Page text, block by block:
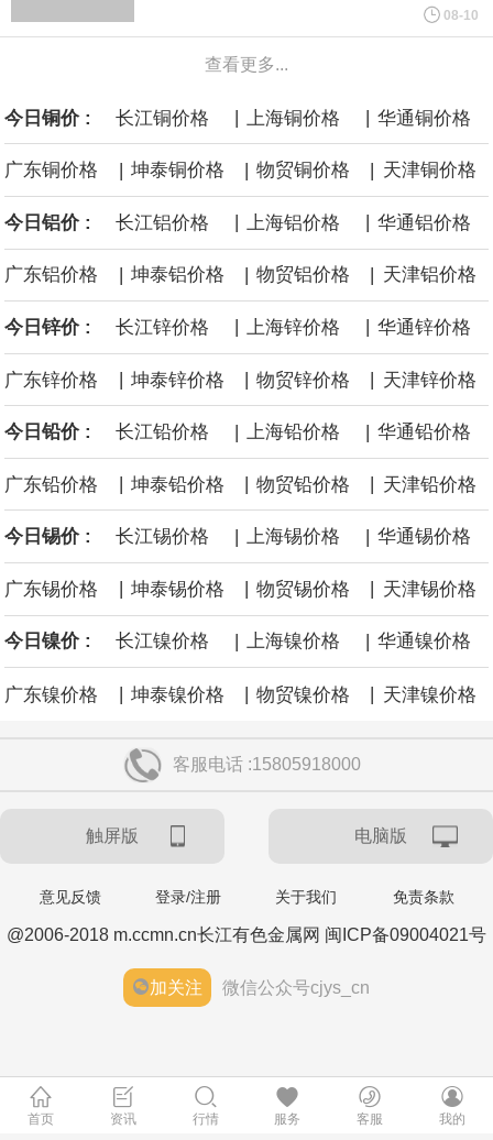
退出与区域供应保障，按照市场化法治化原则，推动落后产能煤矿
有序退出。西部地区优化生产结构，加快淘汰技术装备差、与生态
敏感区重叠煤矿。东中部地区稳妥推进灾害严重不能有效治理、资
源枯竭煤矿退出，妥善做好遗留问题处置和职工安置。西南、东北
等地区因地制宜设置政策标准，合理引导资源条件差、安全保障程
度低的中小煤矿退出，运用政策引导、市场手段等加快推动长期停
产停建煤矿应退尽退。
伦敦金属交易所(LME)：镍库存持平。
伦敦金属交易所(LME)：铜库存减少4675吨。
8月10日消息，在岸人民币兑美元收盘报6.7442，较上一交易日上
涨59点。
08-10
查看更多...
今日铜价 : 长江铜价格 | 上海铜价格 | 华通铜价格
广东铜价格 | 坤泰铜价格 | 物贸铜价格 | 天津铜价格
今日铝价 : 长江铝价格 上海铝价格 华通铝价格
广东铝价格 | 坤泰铝价格 | 物贸铝价格 | 天津铝价格
今日锌价 : 长江锌价格 上海锌价格 华通锌价格
广东锌价格 | 坤泰锌价格 | 物贸锌价格 | 天津锌价格
今日铅价 : 长江铅价格 | 上海铅价格 | 华通铅价格
广东铅价格 坤泰铅价格 物贸铅价格 天津铅价格
今日锡价 : 长江锡价格 | 上海锡价格 | 华通锡价格
广东锡价格 坤泰锡价格 物贸锡价格 天津锡价格
今日镍价 : 长江镍价格 | 上海镍价格 | 华通镍价格
广东镍价格 | 坤泰镍价格 | 物贸镍价格 | 天津镍价格
客服电话 :15805918000
触屏版 电脑版
意见反馈 登录/注册 关于我们 免责条款
@2006-2018 m.ccmn.cn长江有色金属网 闽ICP备09004021号
加关注 微信公众号cjys_cn
首页 资讯 行情 服务 客服 我的